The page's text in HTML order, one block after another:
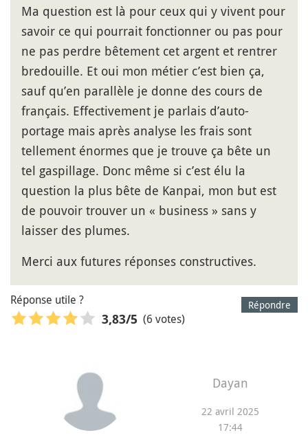
Ma question est là pour ceux qui y vivent pour
savoir ce qui pourrait fonctionner ou pas pour
ne pas perdre bêtement cet argent et rentrer
bredouille. Et oui mon métier c’est bien ça,
sauf qu’en parallèle je donne des cours de
français. Effectivement je parlais d’auto-
portage mais après analyse les frais sont
tellement énormes que je trouve ça bête un
tel gaspillage. Donc même si c’est élu la
question la plus bête de Kanpai, mon but est
de pouvoir trouver un « business » sans y
laisser des plumes.
Merci aux futures réponses constructives.
Répondre
Réponse utile ?
3,83/5 (6 votes)
Dayan
22 avril 2025
17:44